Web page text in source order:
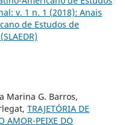
v. 1 n. 1 (2018): Anais
de Estudos de
Marina G. Barros,
TRAJETÓRIA DE
AMOR-PEIXE DO